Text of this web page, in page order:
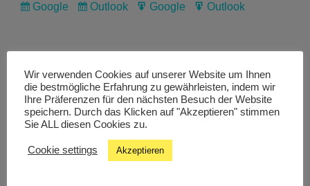
Subscribe
Google
Subscribe
Outlook
Export
Google
Export
Outlook
Livestream
Studiochat
Wir verwenden Cookies auf unserer Website um Ihnen
die bestmögliche Erfahrung zu gewährleisten, indem wir
Ihre Präferenzen für den nächsten Besuch der Website
speichern. Durch das Klicken auf "Akzeptieren" stimmen
Sie ALL diesen Cookies zu.
Cookie settings Akzeptieren